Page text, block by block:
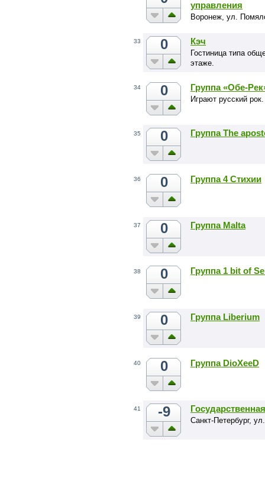
семинаров:
управления
Воронеж, ул.
33 0 Кэч
Гостиница типа
этаже.
34 0 Группа «Обе-
Играют русский
35 0 Группа The
36 0 Группа 4 Стихии
37 0 Группа Malta
38 0 Группа 1 bit of
39 0 Группа Liberium
40 0 Группа DioXeeD
41 -9
Санкт-Петербург,